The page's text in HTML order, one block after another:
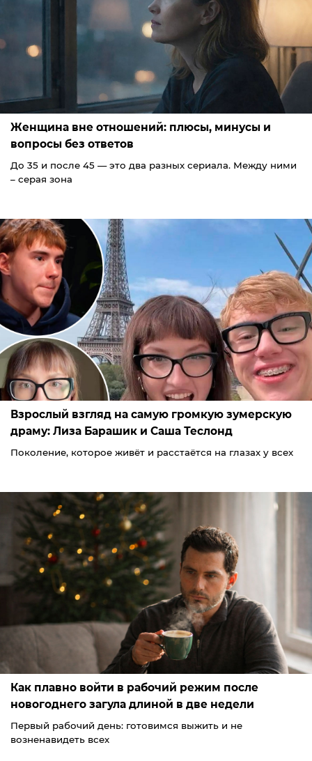
Женщина вне отношений: плюсы, минусы и
вопросы без ответов
До 35 и после 45 — это два разных сериала. Между ними
– серая зона
Взрослый взгляд на самую громкую зумерскую
драму: Лиза Барашик и Саша Теслонд
Поколение, которое живёт и расстаётся на глазах у всех
Как плавно войти в рабочий режим после
новогоднего загула длиной в две недели
Первый рабочий день: готовимся выжить и не
возненавидеть всех